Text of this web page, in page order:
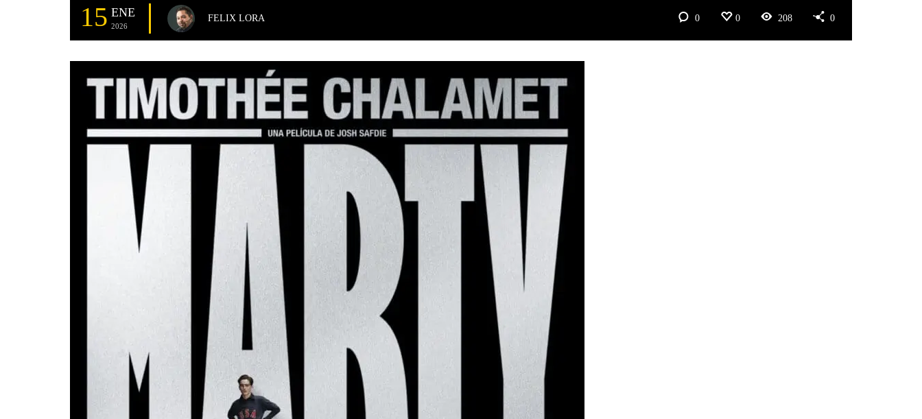
15 ENE
2026
FELIX LORA 0 0 208 0